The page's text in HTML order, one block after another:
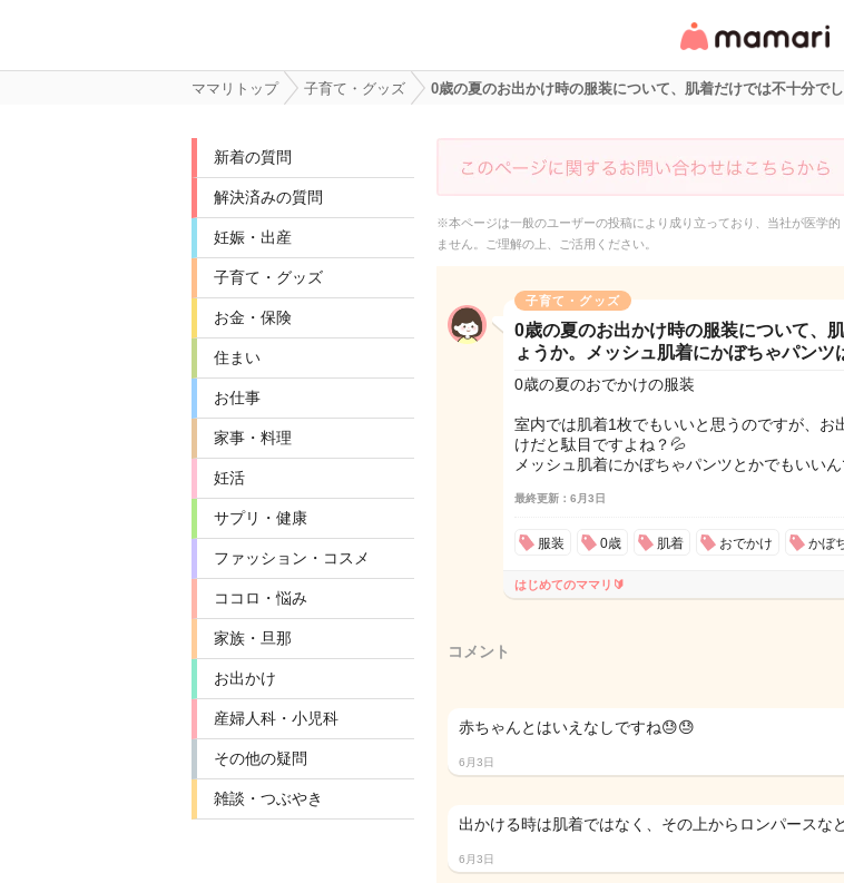
リ・情報サイト
ママリトップ 子育て・グッズ 0歳の夏のお出かけ時の服装について、肌着だけでは不十分で
新着の質問
解決済みの質問
妊娠・出産
子育て・グッズ
お金・保険
住まい
お仕事
家事・料理
妊活
サプリ・健康
ファッション・コスメ
ココロ・悩み
家族・旦那
お出かけ
産婦人科・小児科
その他の疑問
雑談・つぶやき
※本ページは一般のユーザーの投稿により成り立っており、当社が医学的
ません。ご理解の上、ご活用ください。
子育て・グッズ
0歳の夏のお出かけ時の服装について、
ょうか。メッシュ肌着にかぼちゃパンツ
0歳の夏のおでかけの服装
室内では肌着1枚でもいいと思うのですが、お
けだと駄目ですよね？💦
メッシュ肌着にかぼちゃパンツとかでもいい
最終更新：6月3日
服装 0歳 肌着 おでかけ かぼ
はじめてのママリ🔰
コメント
赤ちゃんとはいえなしですね😓😓
6月3日
出かける時は肌着ではなく、その上からロンパースな
6月3日